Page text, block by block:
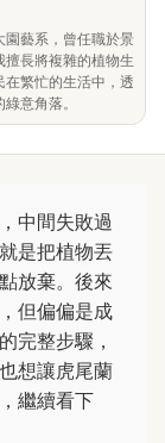
園藝系，曾任職於景
長將複雜的植物生
繁忙的生活中，透
意角落。
中間失敗過
是把植物丟
放棄。後來
但偏偏是成
完整步驟，
想讓虎尾蘭
繼續看下